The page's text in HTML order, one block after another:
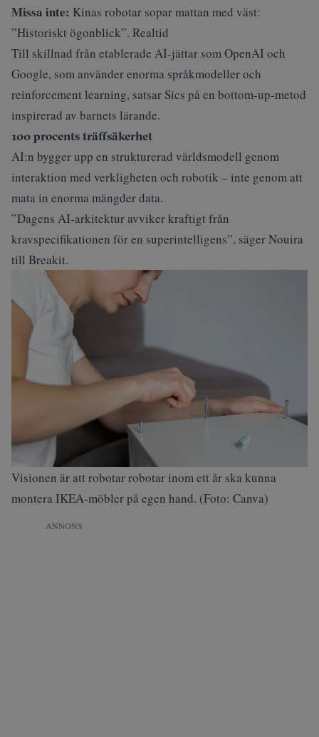
Missa inte: Kinas robotar sopar mattan med väst:
”Historiskt ögonblick”. Realtid
Till skillnad från etablerade AI-jättar som OpenAI och
Google, som använder enorma språkmodeller och
reinforcement learning, satsar Sics på en bottom-up-metod
inspirerad av barnets lärande.
100 procents träffsäkerhet
AI:n bygger upp en strukturerad världsmodell genom
interaktion med verkligheten och robotik – inte genom att
mata in enorma mängder data.
”Dagens AI-arkitektur avviker kraftigt från
kravspecifikationen för en superintelligens”, säger Nouira
till Breakit.
Visionen är att robotar robotar inom ett år ska kunna
montera IKEA-möbler på egen hand. (Foto: Canva)
ANNONS